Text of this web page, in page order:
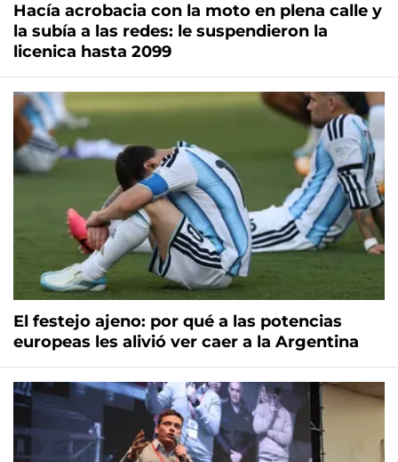
Hacía acrobacia con la moto en plena calle y
la subía a las redes: le suspendieron la
licenica hasta 2099
El festejo ajeno: por qué a las potencias
europeas les alivió ver caer a la Argentina